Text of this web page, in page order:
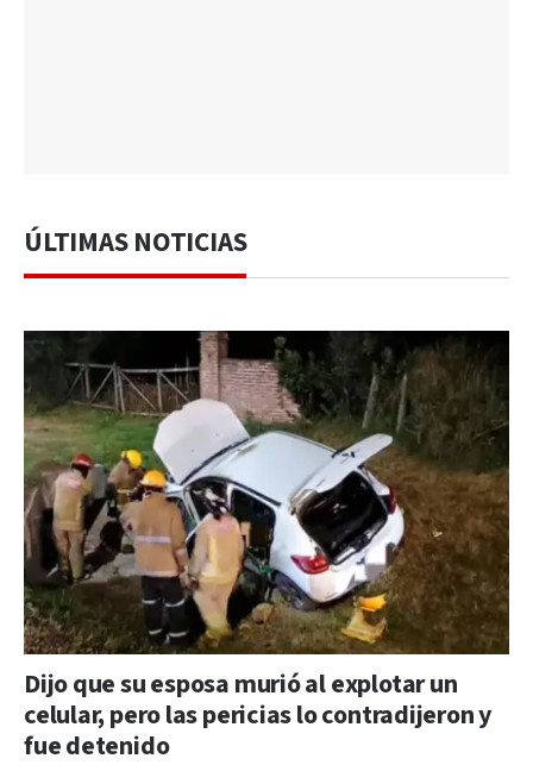
ÚLTIMAS NOTICIAS
Dijo que su esposa murió al explotar un
celular, pero las pericias lo contradijeron y
fue detenido